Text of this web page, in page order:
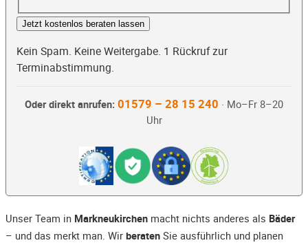
Jetzt kostenlos beraten lassen
Kein Spam. Keine Weitergabe. 1 Rückruf zur
Terminabstimmung.
Oder direkt anrufen: 01579 – 28 15 240 · Mo–Fr 8–20
Uhr
Unser Team in Markneukirchen macht nichts anderes als Bäder
– und das merkt man. Wir beraten Sie ausführlich und planen